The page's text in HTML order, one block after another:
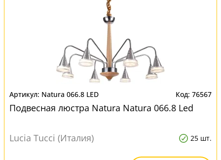
Natura 066.8 LED 76567
Подвесная люстра Natura Natura 066.8 Led
Lucia Tucci (Италия) 25 шт.